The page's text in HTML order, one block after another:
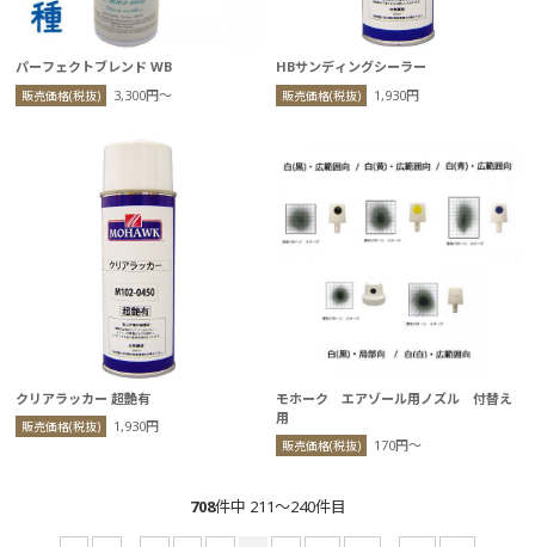
パーフェクトブレンド WB
販売価格(税抜) 3,300円〜
HBサンディングシーラー
販売価格(税抜) 1,930円
クリアラッカー 超艶有
販売価格(税抜) 1,930円
モホーク エアゾール用ノズル 付替え
用
販売価格(税抜) 170円〜
708件中 211〜240件目